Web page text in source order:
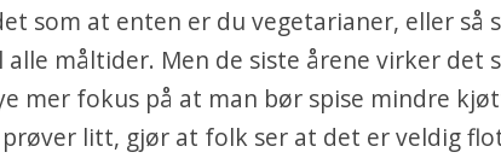
som at enten er du vegetarianer, eller så
måltider. Men de siste årene virker det
mer fokus på at man bør spise mindre
litt, gjør at folk ser at det er veldig